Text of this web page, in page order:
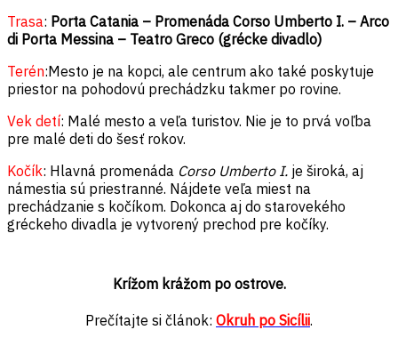
Trasa: Porta Catania – Promenáda Corso Umberto I. – Arco
di Porta Messina – Teatro Greco (grécke divadlo)
Terén:Mesto je na kopci, ale centrum ako také poskytuje
priestor na pohodovú prechádzku takmer po rovine.
Vek detí: Malé mesto a veľa turistov. Nie je to prvá voľba
pre malé deti do šesť rokov.
Kočík: Hlavná promenáda Corso Umberto I. je široká, aj
námestia sú priestranné. Nájdete veľa miest na
prechádzanie s kočíkom. Dokonca aj do starovekého
gréckeho divadla je vytvorený prechod pre kočíky.
Krížom krážom po ostrove.
Prečítajte si článok: Okruh po Sicílii.